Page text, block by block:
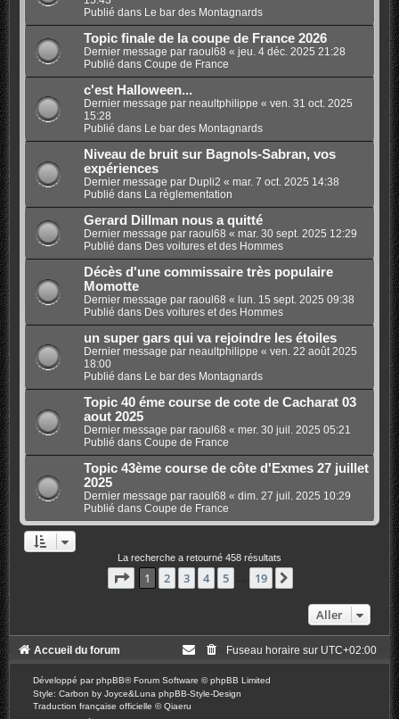
Publié dans Le bar des Montagnards
Topic finale de la coupe de France 2026
Dernier message par raoul68 « jeu. 4 déc. 2025 21:28
Publié dans Coupe de France
c'est Halloween...
Dernier message par neaultphilippe « ven. 31 oct. 2025
15:28
Publié dans Le bar des Montagnards
Niveau de bruit sur Bagnols-Sabran, vos
expériences
Dernier message par Dupli2 « mar. 7 oct. 2025 14:38
Publié dans La règlementation
Gerard Dillman nous a quitté
Dernier message par raoul68 « mar. 30 sept. 2025 12:29
Publié dans Des voitures et des Hommes
Décès d'une commissaire très populaire
Momotte
Dernier message par raoul68 « lun. 15 sept. 2025 09:38
Publié dans Des voitures et des Hommes
un super gars qui va rejoindre les étoiles
Dernier message par neaultphilippe « ven. 22 août 2025
18:00
Publié dans Le bar des Montagnards
Topic 40 éme course de cote de Cacharat 03
aout 2025
Dernier message par raoul68 « mer. 30 juil. 2025 05:21
Publié dans Coupe de France
Topic 43ème course de côte d'Exmes 27 juillet
2025
Dernier message par raoul68 « dim. 27 juil. 2025 10:29
Publié dans Coupe de France
La recherche a retourné 458 résultats
Page 1sur19
1 2 3 4 5 19
Aller
Accueil du forum Fuseau horaire sur UTC+02:00
Développé parphpBB® Forum Software © phpBB Limited
Style: Carbon by Joyce&Luna phpBB-Style-Design
Traduction française officielle ©Qiaeru